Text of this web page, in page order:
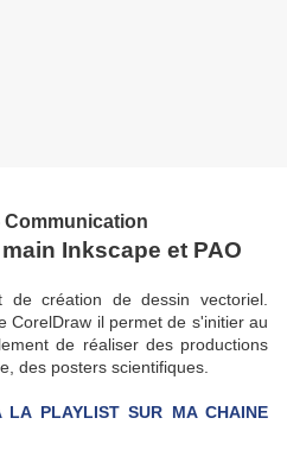
Communication
Inkscape et PAO
création de dessin vectoriel.
CorelDraw il permet de s'initier au
de réaliser des productions
des posters scientifiques.
LA PLAYLIST SUR MA CHAINE